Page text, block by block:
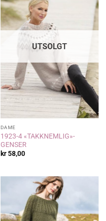
UTSOLGT
DAME
1923-4 «TAKKNEMLIG»-
GENSER
kr58,00